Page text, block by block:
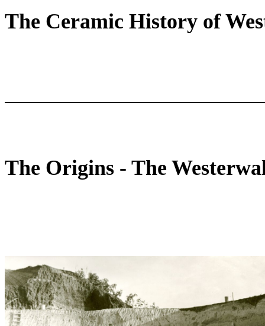
The Ceramic History of
The Origins - The